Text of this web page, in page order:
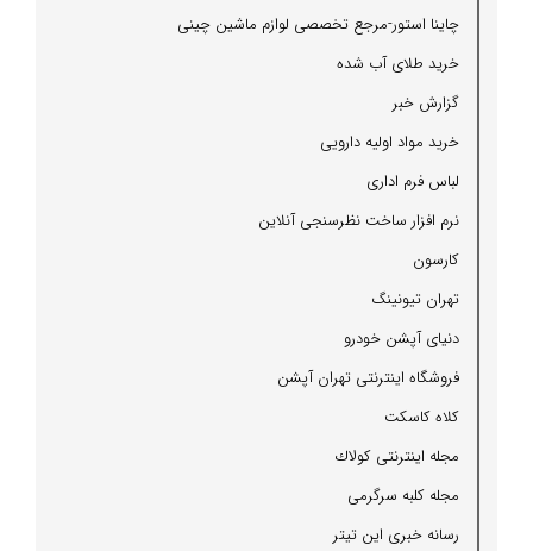
چاینا استور-مرجع تخصصی لوازم ماشین چینی
خرید طلای آب شده
گزارش خبر
خرید مواد اولیه دارویی
لباس فرم اداری
نرم افزار ساخت نظرسنجی آنلاین
كارسون
تهران تیونینگ
دنیای آپشن خودرو
فروشگاه اینترنتی تهران آپشن
كلاه كاسكت
مجله اینترنتی كولاك
مجله كلبه سرگرمی
رسانه خبری این تیتر